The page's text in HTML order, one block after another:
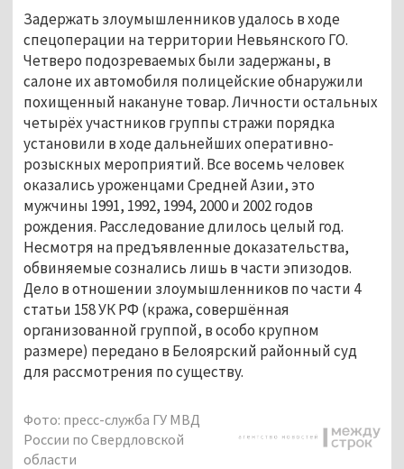
Задержать злоумышленников удалось в ходе
спецоперации на территории Невьянского ГО.
Четверо подозреваемых были задержаны, в
салоне их автомобиля полицейские обнаружили
похищенный накануне товар. Личности остальных
четырёх участников группы стражи порядка
установили в ходе дальнейших оперативно-
розыскных мероприятий. Все восемь человек
оказались уроженцами Cредней Азии, это
мужчины 1991, 1992, 1994, 2000 и 2002 годов
рождения. Расследование длилось целый год.
Несмотря на предъявленные доказательства,
обвиняемые сознались лишь в части эпизодов.
Дело в отношении злоумышленников по части 4
статьи 158 УК РФ (кража, совершённая
организованной группой, в особо крупном
размере) передано в Белоярский районный суд
для рассмотрения по существу.
Фото: пресс-служба ГУ МВД
России по Свердловской
области